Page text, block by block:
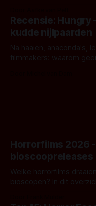
achtergrond, belooft iets
iets ongrijpbaars. En dat
waar.
Recensie: Hungry
kudde nijlpaarden
Na haaien, anaconda's,
filmmakers: waarom
Horrorfilms 2026
bioscoopreleases
Welke horrorfilms
bioscopen? In dit